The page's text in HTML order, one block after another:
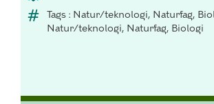
Tags : Natur/teknologi, Naturfag,
Natur/teknologi, Naturfag, Biologi